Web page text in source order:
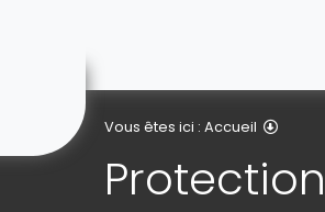
Vous êtes ici : Accueil